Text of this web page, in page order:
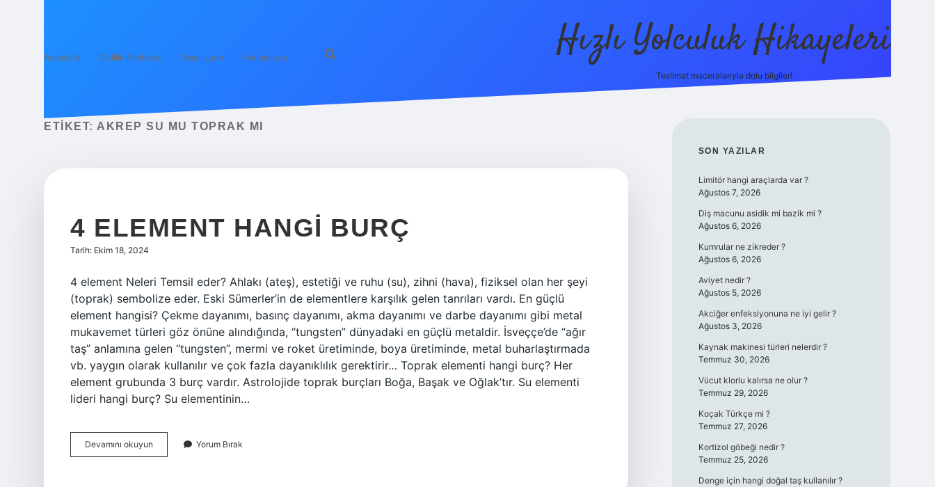
Anasayfa Gizlilik Politikası Yasal Uyarı Hakkımızda Hızlı Yolculuk Hikayeleri
Teslimat maceralarıyla dolu bilgiler!
ETIKET: AKREP SU MU TOPRAK MI
4 ELEMENT HANGI BURÇ
Tarih: Ekim 18, 2024
4 element Neleri Temsil eder? Ahlakı (ateş), estetiği ve ruhu (su), zihni (hava), fiziksel olan her şeyi
(toprak) sembolize eder. Eski Sümerler’in de elementlere karşılık gelen tanrıları vardı. En güçlü
element hangisi? Çekme dayanımı, basınç dayanımı, akma dayanımı ve darbe dayanımı gibi metal
mukavemet türleri göz önüne alındığında, “tungsten” dünyadaki en güçlü metaldir. İsveççe’de “ağır
taş” anlamına gelen “tungsten”, mermi ve roket üretiminde, boya üretiminde, metal buharlaştırmada
vb. yaygın olarak kullanılır ve çok fazla dayanıklılık gerektirir… Toprak elementi hangi burç? Her
element grubunda 3 burç vardır. Astrolojide toprak burçları Boğa, Başak ve Oğlak’tır. Su elementi
lideri hangi burç? Su elementinin…
Devamını okuyun
Element
Yorum Bırak
SIDEBAR
SON YAZILAR
Limitör hangi araçlarda var ?
Ağustos 7, 2026
Diş macunu asidik mi bazik mi ?
Ağustos 6, 2026
Kumrular ne zikreder ?
Ağustos 6, 2026
Aviyet nedir ?
Ağustos 5, 2026
Akciğer enfeksiyonuna ne iyi gelir ?
Ağustos 3, 2026
Kaynak makinesi türleri nelerdir ?
Temmuz 30, 2026
Vücut klorlu kalırsa ne olur ?
Temmuz 29, 2026
Koçak Türkçe mi ?
Temmuz 27, 2026
Kortizol göbeği nedir ?
Temmuz 25, 2026
Denge için hangi doğal taş kullanılır ?